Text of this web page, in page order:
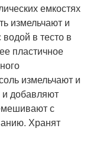
емкостях
измельчают и
в тесто в
пластичное
измельчают и
добавляют
с
Хранят